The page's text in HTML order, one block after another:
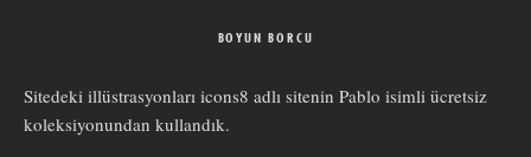
BOYUN BORCU
Sitedeki illüstrasyonları icons8 adlı sitenin Pablo isimli ücretsiz
koleksiyonundan kullandık.